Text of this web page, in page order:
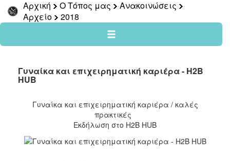
Αρχική Ο Τόπος μας
Ανακοινώσεις
Αρχείο
2018
2026
2025
2019
2017
Γυναίκα και επιχειρηματική καριέρα - H2B
HUB
Γυναίκα και επιχειρηματική καριέρα / καλές
πρακτικές
Εκδήλωση στο H2B HUB